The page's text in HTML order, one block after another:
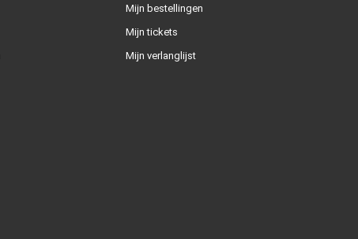
Mijn bestellingen
Mijn tickets
Mijn verlanglijst